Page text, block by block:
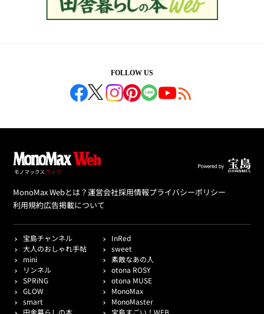
FOLLOW US
MonoMax Webとは？運営会社採用情報プライバシーポリシー
利用規約広告掲載について
宝島チャンネル
InRed
大人のおしゃれ手帖
sweet
mini
素敵なあの人
リンネル
otona ROSY
SPRiNG
otona MUSE
GLOW
MonoMax
smart
MonoMaster
田舎暮らしの本
宝島すごい！WEB